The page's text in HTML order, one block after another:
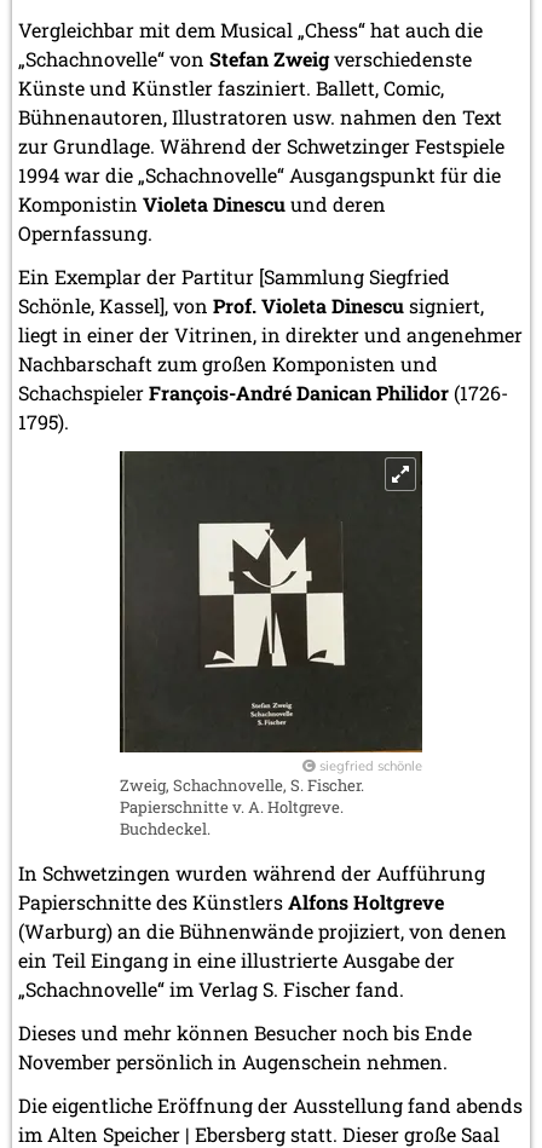
Vergleichbar mit dem Musical „Chess“ hat auch die
„Schachnovelle“ von Stefan Zweigverschiedenste
Künste und Künstler fasziniert. Ballett, Comic,
Bühnenautoren, Illustratoren usw. nahmen den Text
zur Grundlage. Während der Schwetzinger Festspiele
1994 war die „Schachnovelle“ Ausgangspunkt für die
Komponistin Violeta Dinescuund deren
Opernfassung.
Ein Exemplar der Partitur [Sammlung Siegfried
Schönle, Kassel], von Prof. Violeta Dinescusigniert,
liegt in einer der Vitrinen, in direkter und angenehmer
Nachbarschaft zum großen Komponisten und
SchachspielerFrançois-André Danican Philidor(1726-
1795).
siegfried schönle
Zweig, Schachnovelle, S. Fischer.
Papierschnitte v. A. Holtgreve.
Buchdeckel.
In Schwetzingen wurden während der Aufführung
Papierschnitte des KünstlersAlfons Holtgreve
(Warburg) an die Bühnenwände projiziert, von denen
ein Teil Eingang in eine illustrierte Ausgabe der
„Schachnovelle“ im Verlag S. Fischer fand.
Dieses und mehr können Besucher noch bis Ende
November persönlich in Augenschein nehmen.
Die eigentliche Eröffnung der Ausstellung fand abends
im Alten Speicher | Ebersberg statt. Dieser große Saal